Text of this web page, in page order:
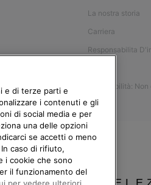
La nostra storia
Carriera
Responsabilita
Accessibilità:
e di terze parti e
i contenuti e gli
di social media e per
una delle opzioni
se accetti o meno
caso di rifiuto,
i cookie che sono
il funzionamento del